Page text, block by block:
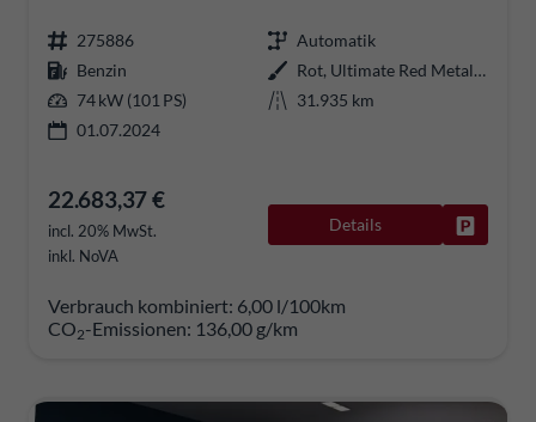
275886
Automatik
Benzin
Rot, Ultimate Red Metallic (R1P)
74 kW (101 PS)
31.935 km
01.07.2024
22.683,37 €
incl. 20% MwSt.
inkl. NoVA
Details
Verbrauch kombiniert: 6,00 l/100km
CO2-Emissionen: 136,00 g/km